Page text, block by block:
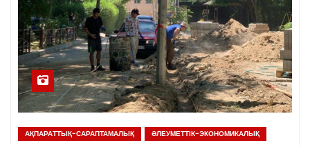
АҚПАРАТТЫҚ-САРАПТАМАЛЫҚ ӘЛЕУМЕТТІК-ЭКОНОМИКАЛЫҚ